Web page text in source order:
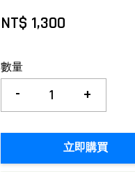
NT$ 1,300
數量
- +
立即購買